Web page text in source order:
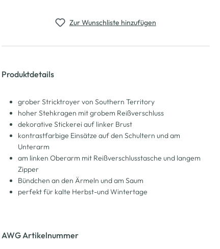
Zur Wunschliste hinzufügen
Produktdetails
grober Stricktroyer von Southern Territory
hoher Stehkragen mit grobem Reißverschluss
dekorative Stickerei auf linker Brust
kontrastfarbige Einsätze auf den Schultern und am
Unterarm
am linken Oberarm mit Reißverschlusstasche und langem
Zipper
Bündchen an den Ärmeln und am Saum
perfekt für kalte Herbst-und Wintertage
AWG Artikelnummer